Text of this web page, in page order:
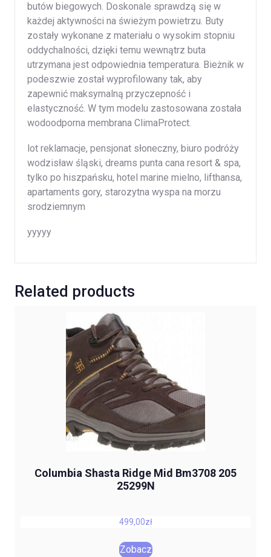
butów biegowych. Doskonale sprawdzą się w
każdej aktywności na świeżym powietrzu. Buty
zostały wykonane z materiału o wysokim stopniu
oddychalności, dzięki temu wewnątrz buta
utrzymana jest odpowiednia temperatura. Bieżnik w
podeszwie został wyprofilowany tak, aby
zapewnić maksymalną przyczepność i
elastyczność. W tym modelu zastosowana została
wodoodporna membrana ClimaProtect.
lot reklamacje, pensjonat słoneczny, biuro podróży
wodzisław śląski, dreams punta cana resort & spa,
tylko po hiszpańsku, hotel marine mielno, lifthansa,
apartaments gory, starozytna wyspa na morzu
srodziemnym
yyyyy
Related products
Columbia Shasta Ridge Mid Bm3708 205
25299N
499,00zł
Zobacz